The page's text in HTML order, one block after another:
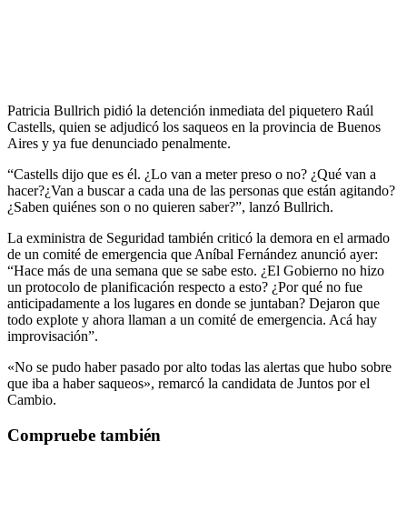
Patricia Bullrich pidió la detención inmediata del piquetero Raúl
Castells, quien se adjudicó los saqueos en la provincia de Buenos
Aires y ya fue denunciado penalmente.
“Castells dijo que es él. ¿Lo van a meter preso o no? ¿Qué van a
hacer?¿Van a buscar a cada una de las personas que están agitando?
¿Saben quiénes son o no quieren saber?”, lanzó Bullrich.
La exministra de Seguridad también criticó la demora en el armado
de un comité de emergencia que Aníbal Fernández anunció ayer:
“Hace más de una semana que se sabe esto. ¿El Gobierno no hizo
un protocolo de planificación respecto a esto? ¿Por qué no fue
anticipadamente a los lugares en donde se juntaban? Dejaron que
todo explote y ahora llaman a un comité de emergencia. Acá hay
improvisación”.
«No se pudo haber pasado por alto todas las alertas que hubo sobre
que iba a haber saqueos», remarcó la candidata de Juntos por el
Cambio.
Compruebe también